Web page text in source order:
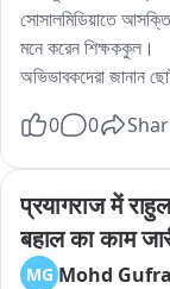
সোসালমিডিয়াতে
মনে করেন শিক্ষককুল।
অভিভাবকদেরা জানান
অভিভাবকদের সচেতন
শিক্ষকেরা জানান
আনেন। আমরা তা নিয়ে
মোবাইল ব্যবহার বা
0 0
प्रयागराज में
बहाल का काम
MG Mohd